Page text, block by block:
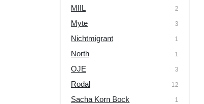
MIIL 2
Myte 3
Nichtmigrant 1
North 1
OJE 3
Rodal 12
Sacha Korn Bock 1